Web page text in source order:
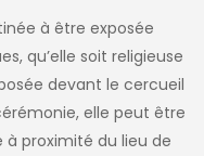
à être exposée
qu’elle soit religieuse
devant le cercueil
elle peut être
proximité du lieu de